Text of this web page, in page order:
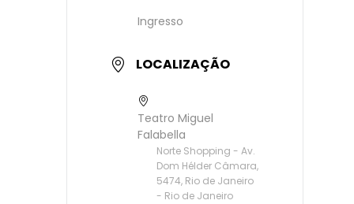
Ingresso
LOCALIZAÇÃO
Teatro Miguel
Falabella
Norte Shopping - Av.
Dom Hélder Câmara,
5474, Rio de Janeiro
- Rio de Janeiro